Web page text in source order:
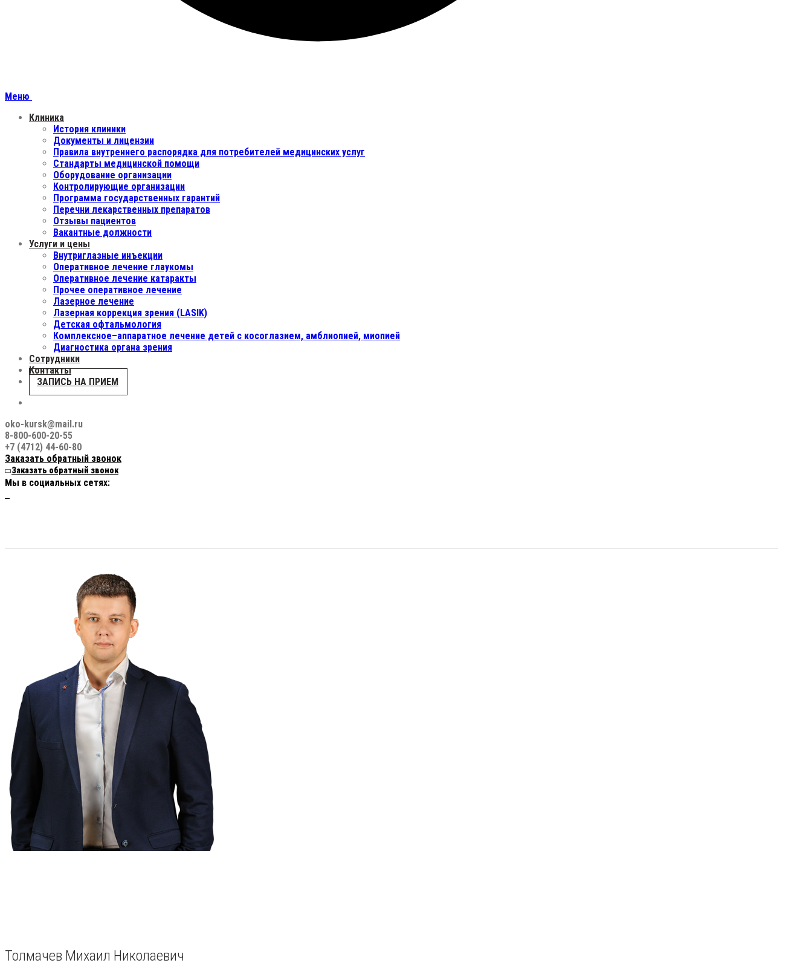
Меню
Клиника
История клиники
Документы и лицензии
Правила внутреннего распорядка для потребителей медицинских услуг
Стандарты медицинской помощи
Оборудование организации
Контролирующие организации
Программа государственных гарантий
Перечни лекарственных препаратов
Отзывы пациентов
Вакантные должности
Услуги и цены
Внутриглазные инъекции
Оперативное лечение глаукомы
Оперативное лечение катаракты
Прочее оперативное лечение
Лазерное лечение
Лазерная коррекция зрения (LASIK)
Детская офтальмология
Комплексное–аппаратное лечение детей с косоглазием, амблиопией, миопией
Диагностика органа зрения
Сотрудники
Контакты
ЗАПИСЬ НА ПРИЕМ
oko-kursk@mail.ru
8-800-600-20-55
+7 (4712) 44-60-80
Заказать обратный звонок
Заказать обратный звонок
Мы в социальных сетях:
Толмачев Михаил Николаевич